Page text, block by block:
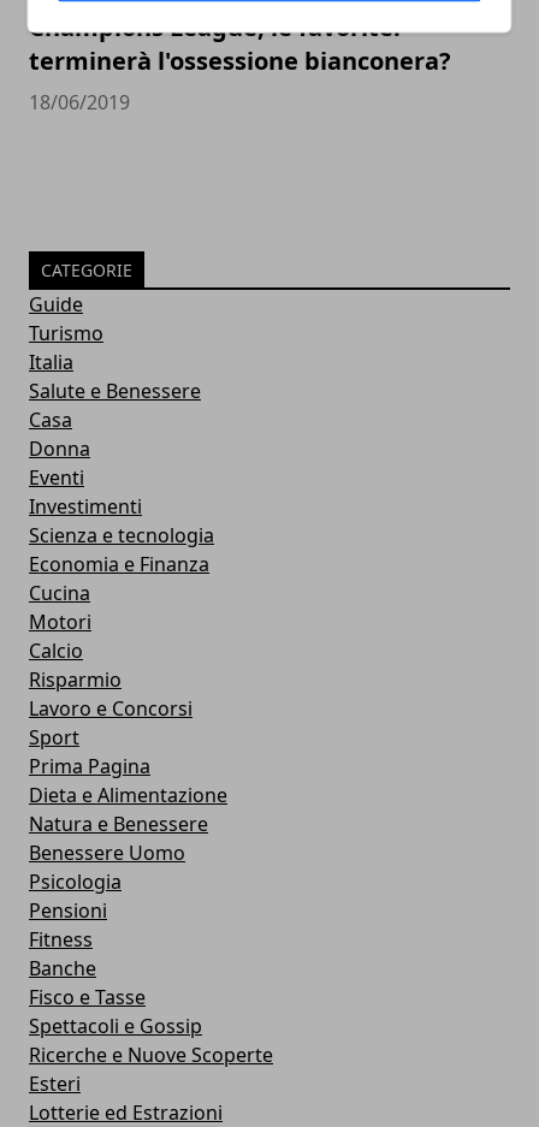
Champions League, le favorite:
terminerà l'ossessione bianconera?
18/06/2019
CATEGORIE
Guide
Turismo
Italia
Salute e Benessere
Casa
Donna
Eventi
Investimenti
Scienza e tecnologia
Economia e Finanza
Cucina
Motori
Calcio
Risparmio
Lavoro e Concorsi
Sport
Prima Pagina
Dieta e Alimentazione
Natura e Benessere
Benessere Uomo
Psicologia
Pensioni
Fitness
Banche
Fisco e Tasse
Spettacoli e Gossip
Ricerche e Nuove Scoperte
Esteri
Lotterie ed Estrazioni